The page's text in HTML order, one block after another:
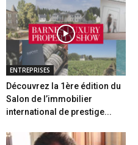
ENTREPRISES
Découvrez la 1ère édition du
Salon de l’immobilier
international de prestige...